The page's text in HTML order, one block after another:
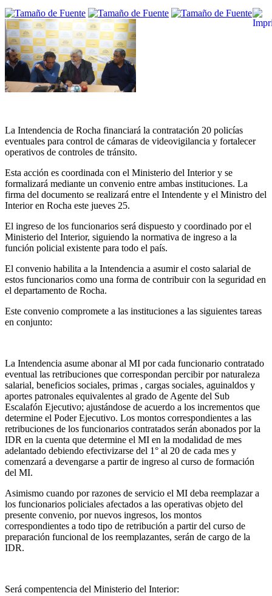
La Intendencia de Rocha financiará la contratación 20 policías
eventuales para control de cámaras de videovigilancia y fortalecer
operativos de controles de tránsito.
Esta acción es coordinada con el Ministerio del Interior y se
formalizará mediante un convenio entre ambas instituciones. La
firma del documento se realizará entre el Intendente y el Ministro del
Interior en Rocha este jueves 25.
El ingreso de los funcionarios será dispuesto y coordinado por el
Ministerio del Interior, siguiendo la normativa de ingreso a la
función policial existente para todo el país.
El convenio habilita a la Intendencia a asumir el costo salarial de
estos funcionarios como una forma de contribuir con la seguridad en
el departamento de Rocha.
Este convenio compromete a las instituciones a las siguientes tareas
en conjunto:
La Intendencia asume abonar al MI por cada funcionario contratado
eventual las retribuciones que correspondan percibir por naturaleza
salarial, beneficios sociales, primas , cargas sociales, aguinaldos y
aportes patronales equivalentes al grado de Agente del Sub
Escalafón Ejecutivo; ajustándose de acuerdo a los incrementos que
determine el Poder Ejecutivo. Los montos correspondientes a las
retribuciones de los funcionarios contratados serán abonados por la
IDR en la cuenta que determine el MI en la modalidad de mes
adelantado debiendo efectivizarse del 1° al 20 de cada mes y
comenzará a devengarse a partir de ingreso al curso de formación
del MI.
Asimismo cuando por razones de servicio el MI deba reemplazar a
los funcionarios policiales afectados a las operativas objeto del
presente convenio, por nuevos ingresos, los montos
correspondientes a todo tipo de retribución a partir del curso de
preparación funcional de los reemplazantes, serán de cargo de la
IDR.
Será compentencia del Ministerio del Interior: